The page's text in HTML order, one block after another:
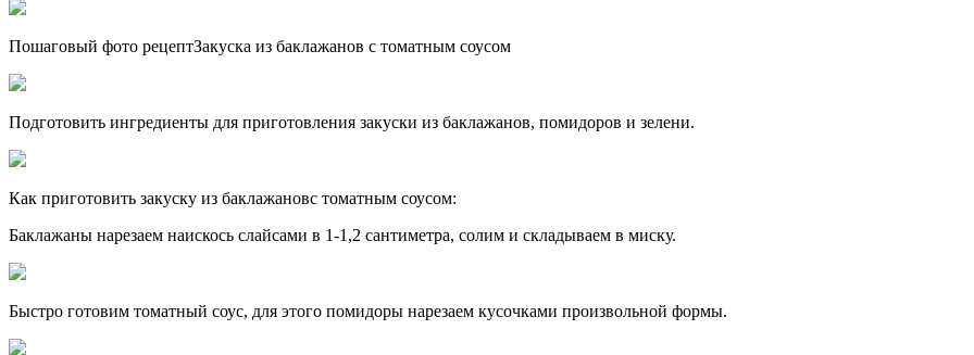
Пошаговый фото рецептЗакуска из баклажанов с томатным соусом
Подготовить ингредиенты для приготовления закуски из баклажанов, помидоров и зелени.
Как приготовить закуску из баклажановс томатным соусом:
Баклажаны нарезаем наискось слайсами в 1-1,2 сантиметра, солим и складываем в миску.
Быстро готовим томатный соус, для этого помидоры нарезаем кусочками произвольной формы.